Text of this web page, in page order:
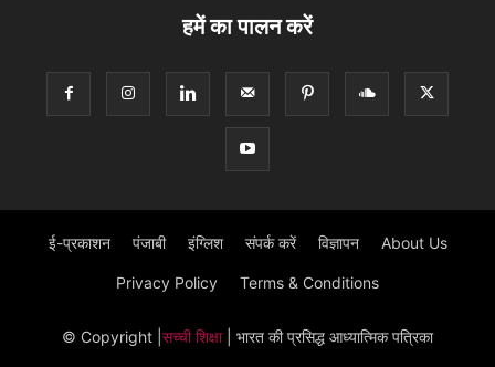
हमें का पालन करें
ई-प्रकाशन पंजाबी इंग्लिश संपर्क करें विज्ञापन About Us
Privacy Policy Terms & Conditions
© Copyright सच्ची शिक्षा| भारत की प्रसिद्ध आध्यात्मिक पत्रिका